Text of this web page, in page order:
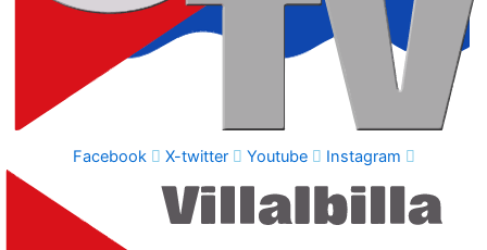
Facebook X-twitter Youtube Instagram